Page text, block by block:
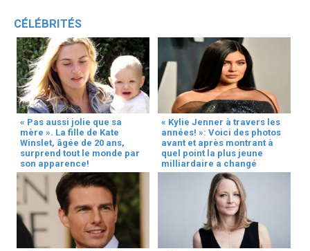
CÉLÉBRITÉS
« Pas aussi jolie que sa
mère ». La fille de Kate
Winslet, âgée de 20 ans,
surprend tout le monde par
son apparence!
« Kylie Jenner à travers les
années! »: Voici des photos
avant et après montrant à
quel point la plus jeune
milliardaire a changé